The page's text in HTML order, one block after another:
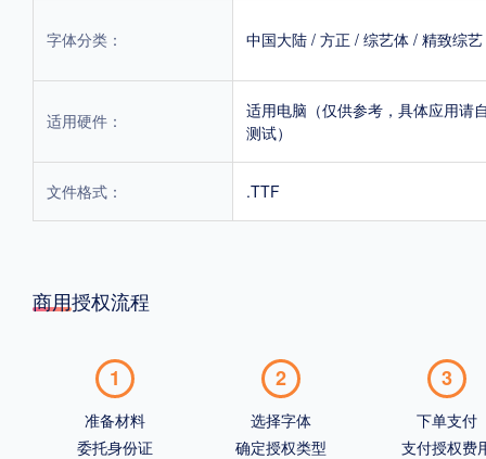
字体分类： 中国大陆 / 方正 / 综艺体 / 精致综艺
适用硬件：
适用电脑（仅供参考，具体应用请
测试）
文件格式： .TTF
商用授权流程
1
准备材料
委托身份证
2
选择字体
确定授权类型
3
下单支付
支付授权费